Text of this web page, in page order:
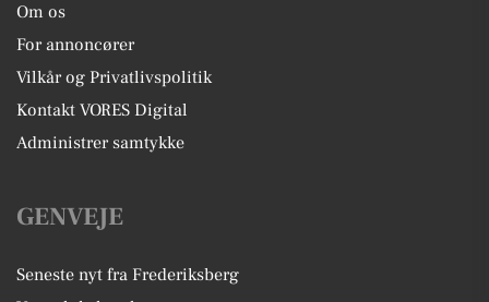
Om os
For annoncører
Vilkår og Privatlivspolitik
Kontakt VORES Digital
Administrer samtykke
GENVEJE
Seneste nyt fra Frederiksberg